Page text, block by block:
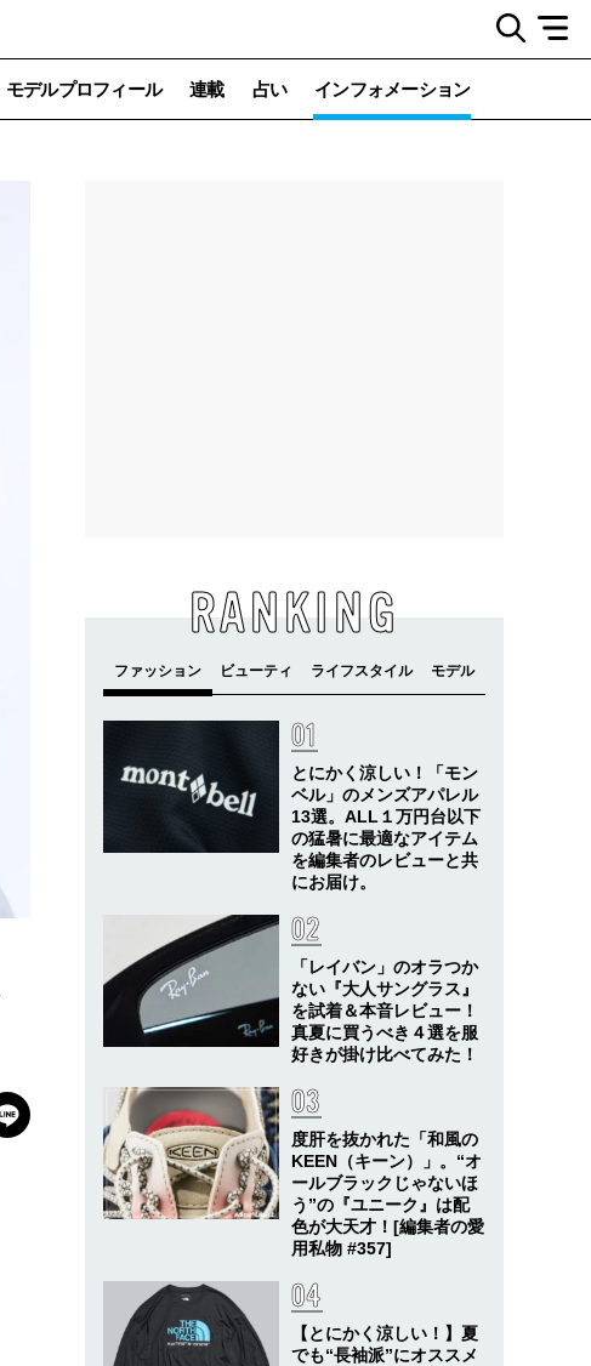
モデルプロフィール 連載 占い インフォメーション
RANKING
とにかく涼しい！「モン
ベル」のメンズアパレル
13選。ALL１万円台以下
の猛暑に最適なアイテム
を編集者のレビューと共
にお届け。
「レイバン」のオラつか
ない『大人サングラス』
を試着＆本音レビュー！
真夏に買うべき４選を服
好きが掛け比べてみた！
度肝を抜かれた「和風の
KEEN（キーン）」。“オ
ールブラックじゃないほ
う”の『ユニーク』は配
色が大天才！[編集者の愛
用私物 #357]
【とにかく涼しい！】夏
でも“長袖派”にオススメ